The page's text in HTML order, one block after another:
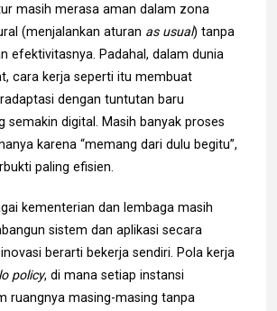
masih merasa aman dalam zona
(menjalankan aturan as usual) tanpa
efektivitasnya. Padahal, dalam dunia
cara kerja seperti itu membuat
dengan tuntutan baru
semakin digital. Masih banyak proses
karena “memang dari dulu begitu”,
paling efisien.
kementerian dan lembaga masih
sistem dan aplikasi secara
berarti bekerja sendiri. Pola kerja
policy, di mana setiap instansi
ruangnya masing-masing tanpa